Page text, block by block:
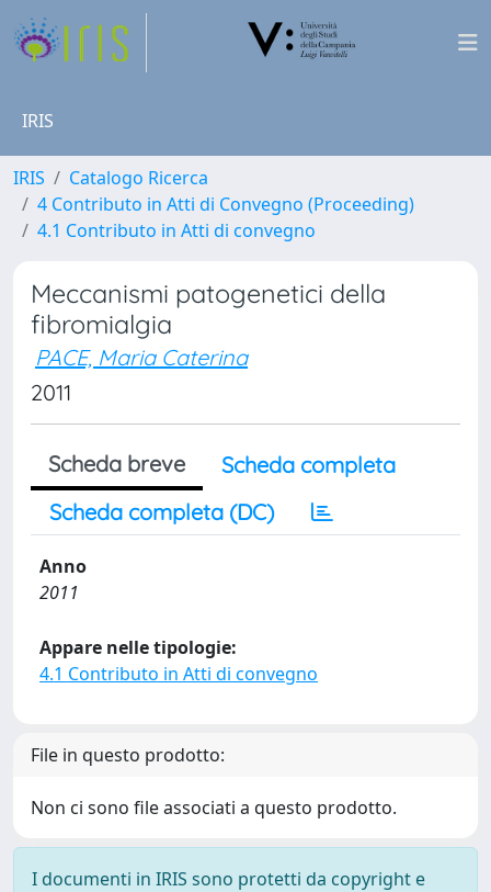
IRIS
IRIS
Catalogo Ricerca
4 Contributo in Atti di Convegno (Proceeding)
4.1 Contributo in Atti di convegno
Meccanismi patogenetici della
fibromialgia
PACE, Maria Caterina
2011
Scheda breve
Scheda completa
Scheda completa (DC)
Anno
2011
Appare nelle tipologie:
4.1 Contributo in Atti di convegno
File in questo prodotto:
Non ci sono file associati a questo prodotto.
I documenti in IRIS sono protetti da copyright e